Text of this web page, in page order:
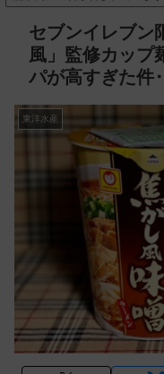
セブンイレブン
風」監修カップ
パが高すぎた
東洋水産